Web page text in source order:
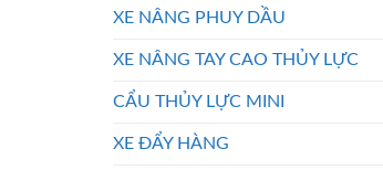
XE NÂNG PHUY DẦU
XE NÂNG TAY CAO THỦY LỰC
CẨU THỦY LỰC MINI
XE ĐẨY HÀNG